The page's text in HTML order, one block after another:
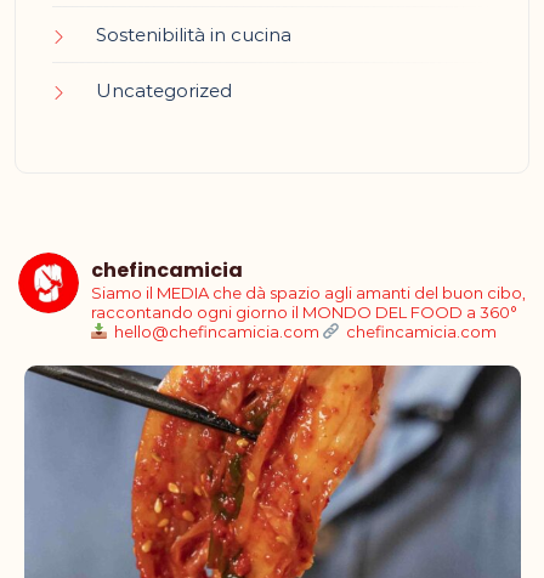
Sostenibilità in cucina
Uncategorized
chefincamicia
Siamo il MEDIA che dà spazio agli amanti del buon cibo,
raccontando ogni giorno il MONDO DEL FOOD a 360°
hello@chefincamicia.com
chefincamicia.com